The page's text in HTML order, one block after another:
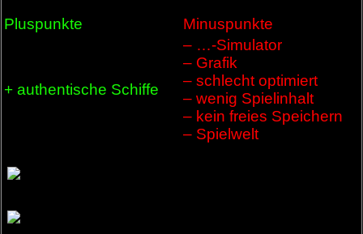
Pluspunkte Minuspunkte
+ authentische Schiffe
– …-Simulator
– Grafik
– schlecht optimiert
– wenig Spielinhalt
– kein freies Speichern
– Spielwelt